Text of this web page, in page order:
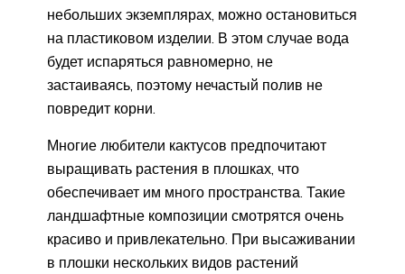
небольших экземплярах, можно остановиться
на пластиковом изделии. В этом случае вода
будет испаряться равномерно, не
застаиваясь, поэтому нечастый полив не
повредит корни.
Многие любители кактусов предпочитают
выращивать растения в плошках, что
обеспечивает им много пространства. Такие
ландшафтные композиции смотрятся очень
красиво и привлекательно. При высаживании
в плошки нескольких видов растений